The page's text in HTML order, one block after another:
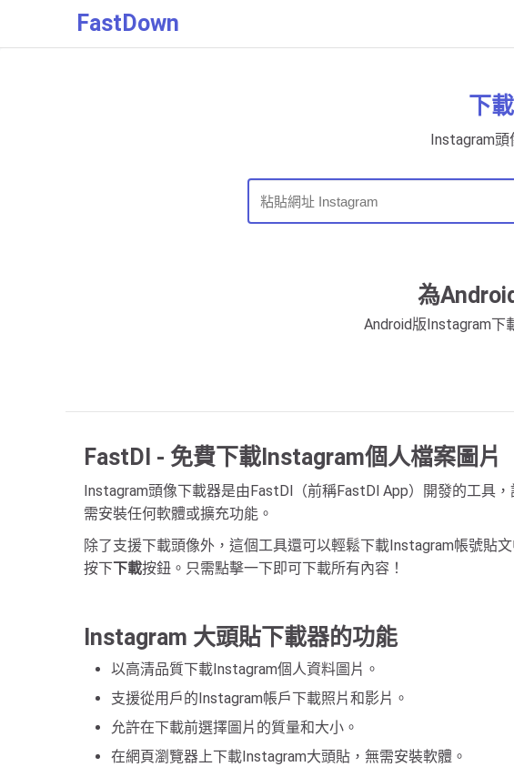
FastDown
下
Instagram
為
Android版Instagram下
FastDl - 免費下載Instagram個人檔案圖片
Instagram頭像下載器是由FastDl（前稱FastDl App）開發的工具
需安裝任何軟體或擴充功能。
除了支援下載頭像外，這個工具還可以輕鬆下載Instagram帳號貼
按下下載按鈕。只需點擊一下即可下載所有內容！
Instagram 大頭貼下載器的功能
以高清品質下載Instagram個人資料圖片。
支援從用戶的Instagram帳戶下載照片和影片。
允許在下載前選擇圖片的質量和大小。
在網頁瀏覽器上下載Instagram大頭貼，無需安裝軟體。